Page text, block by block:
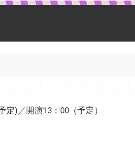
)／開演13：00（予定）